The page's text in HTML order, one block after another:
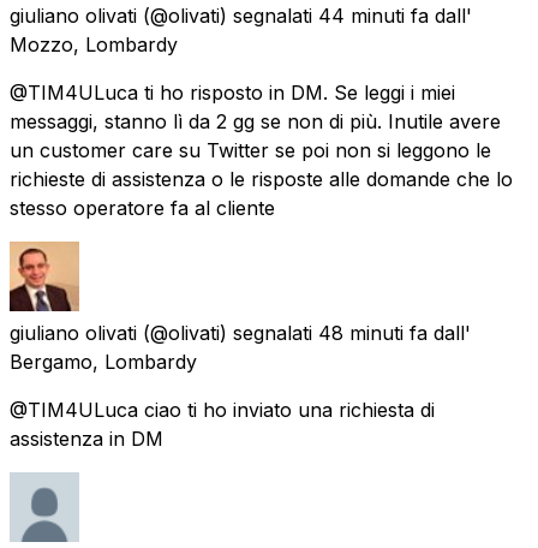
giuliano olivati (@olivati) segnalati 44 minuti fa dall'
Mozzo, Lombardy
@TIM4ULuca ti ho risposto in DM. Se leggi i miei
messaggi, stanno lì da 2 gg se non di più. Inutile avere
un customer care su Twitter se poi non si leggono le
richieste di assistenza o le risposte alle domande che lo
stesso operatore fa al cliente
giuliano olivati (@olivati) segnalati 48 minuti fa dall'
Bergamo, Lombardy
@TIM4ULuca ciao ti ho inviato una richiesta di
assistenza in DM